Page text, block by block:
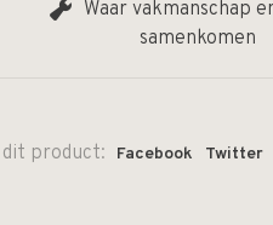
Waar vakmanschap
samenkomen
dit product: Facebook Twitter